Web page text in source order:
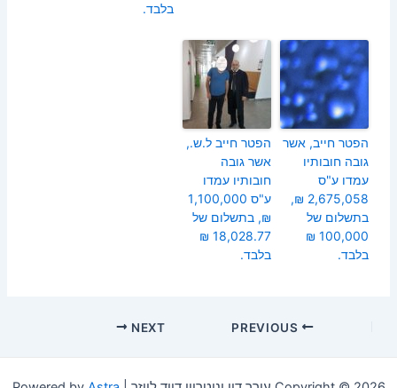
בלבד.
הפטר חייב, אשר
גובה חובותיו
עמדו ע"ס
2,675,058 ₪,
בתשלום של
100,000 ₪
בלבד.
הפטר חייב ל.ש.,
אשר גובה
חובותיו עמדו
ע"ס 1,100,000
₪, בתשלום של
18,028.77 ₪
בלבד.
NEXT